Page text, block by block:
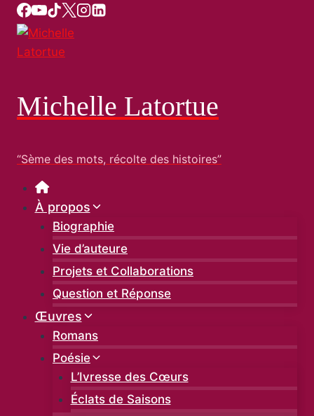
Aller
contenu
Michelle Latortue
“Sème des mots, récolte des histoires”
À propos
Biographie
Vie d’auteure
Projets et Collaborations
Question et Réponse
Œuvres
Romans
Poésie
L’Ivresse des Cœurs
Éclats de Saisons